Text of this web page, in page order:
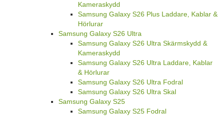
Kameraskydd
Samsung Galaxy S26 Plus Laddare, Kablar &
Hörlurar
Samsung Galaxy S26 Ultra
Samsung Galaxy S26 Ultra Skärmskydd &
Kameraskydd
Samsung Galaxy S26 Ultra Laddare, Kablar
& Hörlurar
Samsung Galaxy S26 Ultra Fodral
Samsung Galaxy S26 Ultra Skal
Samsung Galaxy S25
Samsung Galaxy S25 Fodral